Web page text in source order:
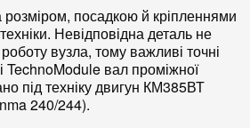
розміром, посадкою й кріпленнями
Невідповідна деталь не
вузла, тому важливі точні
TechnoModule вал проміжної
під техніку двигун КМ385ВТ
240/244).